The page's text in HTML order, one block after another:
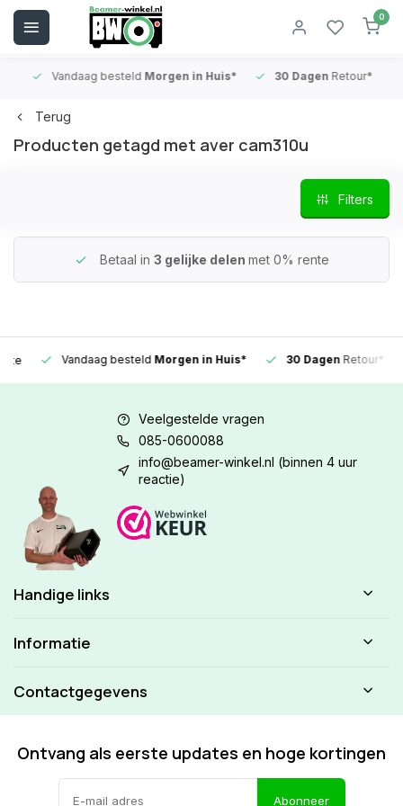
0
Vandaag besteldMorgen in Huis* 30 DagenRetour*
Terug
Producten getagd met aver cam310u
Filters
Betaal in 3 gelijke delen met 0% rente
Vandaag besteldMorgen in Huis* 30 DagenRetour*
Veelgestelde vragen
085-0600088
info@beamer-winkel.nl (binnen 4 uur
reactie)
Handige links
Informatie
Contactgegevens
Ontvang als eerste updates en hoge kortingen
Abonneer